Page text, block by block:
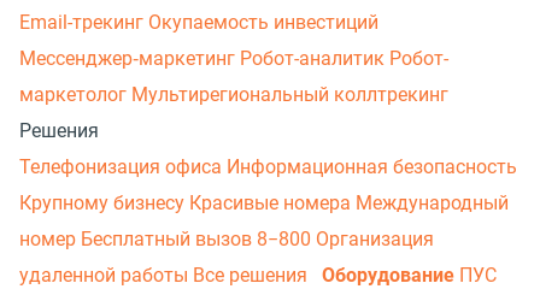
Email-трекинг Окупаемость инвестиций
Мессенджер‑маркетинг Робот-аналитик Робот-
маркетолог Мультирегиональный коллтрекинг
Решения
Телефонизация офиса Информационная безопасность
Крупному бизнесу Красивые номера Международный
номер Бесплатный вызов 8−800 Организация
удаленной работы Все решения Оборудование ПУС